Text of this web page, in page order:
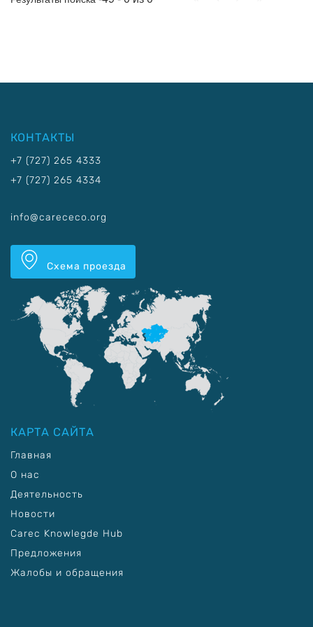
КОНТАКТЫ
+7 (727) 265 4333
+7 (727) 265 4334
info@carececo.org
Схема проезда
КАРТА САЙТА
Главная
О нас
Деятельность
Новости
Carec Knowlegde Hub
Предложения
Жалобы и обращения